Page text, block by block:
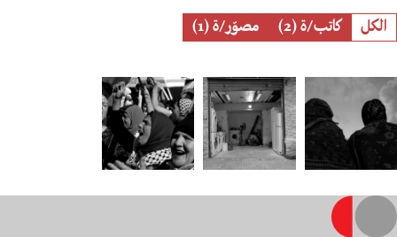
Role
الكل كاتب/ة (2) مصوّر/ة (1)
and
Nabaa’s
من